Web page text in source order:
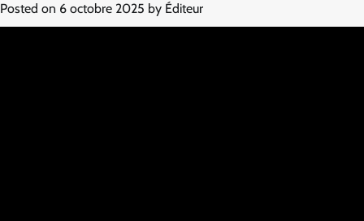
Posted on 6 octobre 2025 by Éditeur